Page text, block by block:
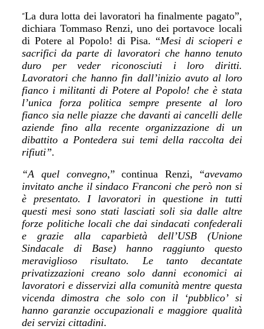
“La dura lotta dei lavoratori ha finalmente pagato”,
dichiara Tommaso Renzi, uno dei portavoce locali
di Potere al Popolo! di Pisa. “Mesi di scioperi e
sacrifici da parte di lavoratori che hanno tenuto
duro per veder riconosciuti i loro diritti.
Lavoratori che hanno fin dall’inizio avuto al loro
fianco i militanti di Potere al Popolo! che è stata
l’unica forza politica sempre presente al loro
fianco sia nelle piazze che davanti ai cancelli delle
aziende fino alla recente organizzazione di un
dibattito a Pontedera sui temi della raccolta dei
rifiuti”.
“A quel convegno,” continua Renzi, “avevamo
invitato anche il sindaco Franconi che però non si
è presentato. I lavoratori in questione in tutti
questi mesi sono stati lasciati soli sia dalle altre
forze politiche locali che dai sindacati confederali
e grazie alla caparbietà dell’USB (Unione
Sindacale di Base) hanno raggiunto questo
meraviglioso risultato. Le tanto decantate
privatizzazioni creano solo danni economici ai
lavoratori e disservizi alla comunità mentre questa
vicenda dimostra che solo con il ‘pubblico’ si
hanno garanzie occupazionali e maggiore qualità
dei servizi cittadini.